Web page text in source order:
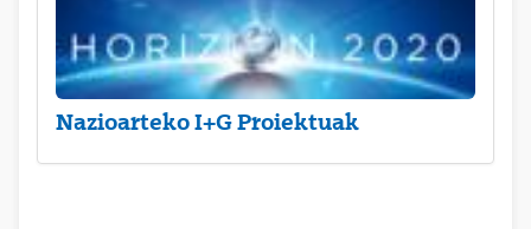
Nazioarteko I+G Proiektuak